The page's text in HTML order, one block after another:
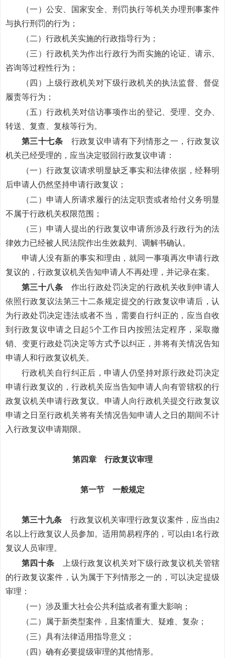
（一）公安、国家安全、刑罚执行等机关办理刑事案件
与执行刑罚的行为；
（二）行政机关实施的行政指导行为；
（三）行政机关为作出行政行为而实施的论证、请示、
咨询等过程性行为；
（四）上级行政机关对下级行政机关的执法监督、督促
履责等行为；
（五）行政机关对信访事项作出的登记、受理、交办、
转送、复查、复核等行为。
第三十七条 行政复议申请有下列情形之一，行政复议
机关已经受理的，应当决定驳回行政复议申请：
（一）行政复议请求明显缺乏事实和法律依据，经释明
后申请人仍然坚持申请行政复议；
（二）申请人所请求履行的法定职责或者给付义务明显
不属于行政机关权限范围；
（三）申请人提出的行政复议申请所涉及行政行为的法
律效力已经被人民法院作出生效裁判、调解书确认。
申请人没有新的事实和理由，就同一事项再次申请行政
复议的，行政复议机关告知申请人不再处理，并记录在案。
第三十八条 作出行政处罚决定的行政机关收到申请人
依照行政复议法第三十二条规定提交的行政复议申请后，认
为行政处罚决定违法或者不当，需要自行纠正的，应当自收
到行政复议申请之日起5个工作日内按照法定程序，采取撤
销、变更行政处罚决定等方式予以纠正，并将有关情况告知
申请人和行政复议机关。
行政机关自行纠正后，申请人仍坚持对原行政处罚决定
申请行政复议的，行政机关应当告知申请人向有管辖权的行
政复议机关申请行政复议。申请人向行政机关提交行政复议
申请之日至行政机关将有关情况告知申请人之日的期间不计
入行政复议申请期限。
第四章 行政复议审理
第一节 一般规定
第三十九条 行政复议机关审理行政复议案件，应当由2
名以上行政复议人员参加。适用简易程序的，可以由1名行政
复议人员审理。
第四十条 上级行政复议机关对下级行政复议机关管辖
的行政复议案件，认为属于下列情形之一的，可以决定提级
审理：
（一）涉及重大社会公共利益或者有重大影响；
（二）属于新类型案件，且案情重大、疑难、复杂；
（三）具有法律适用指导意义；
（四）确有必要提级审理的其他情形。